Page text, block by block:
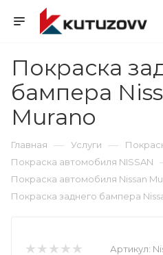
Покраска
бампера
Murano
Главная — Услуги —
Покраска автомобиля NISSAN
Покраска автомобиля Nissan
Покраска заднего бампера
Артикул: